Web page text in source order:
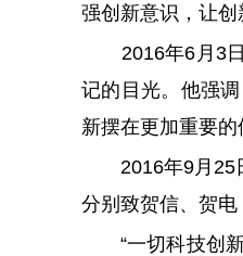
强创新意识，让创
2016年6月3日
记的目光。他强
新摆在更加重要的
2016年9月25日
分别致贺信、贺电
“一切科技创新